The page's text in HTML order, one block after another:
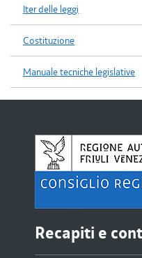
Iter delle leggi
Costituzione
Manuale tecniche legislative
Recapiti e